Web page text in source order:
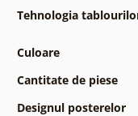
Tehnologia
Culoare
Cantitate de piese
Designul posterelor